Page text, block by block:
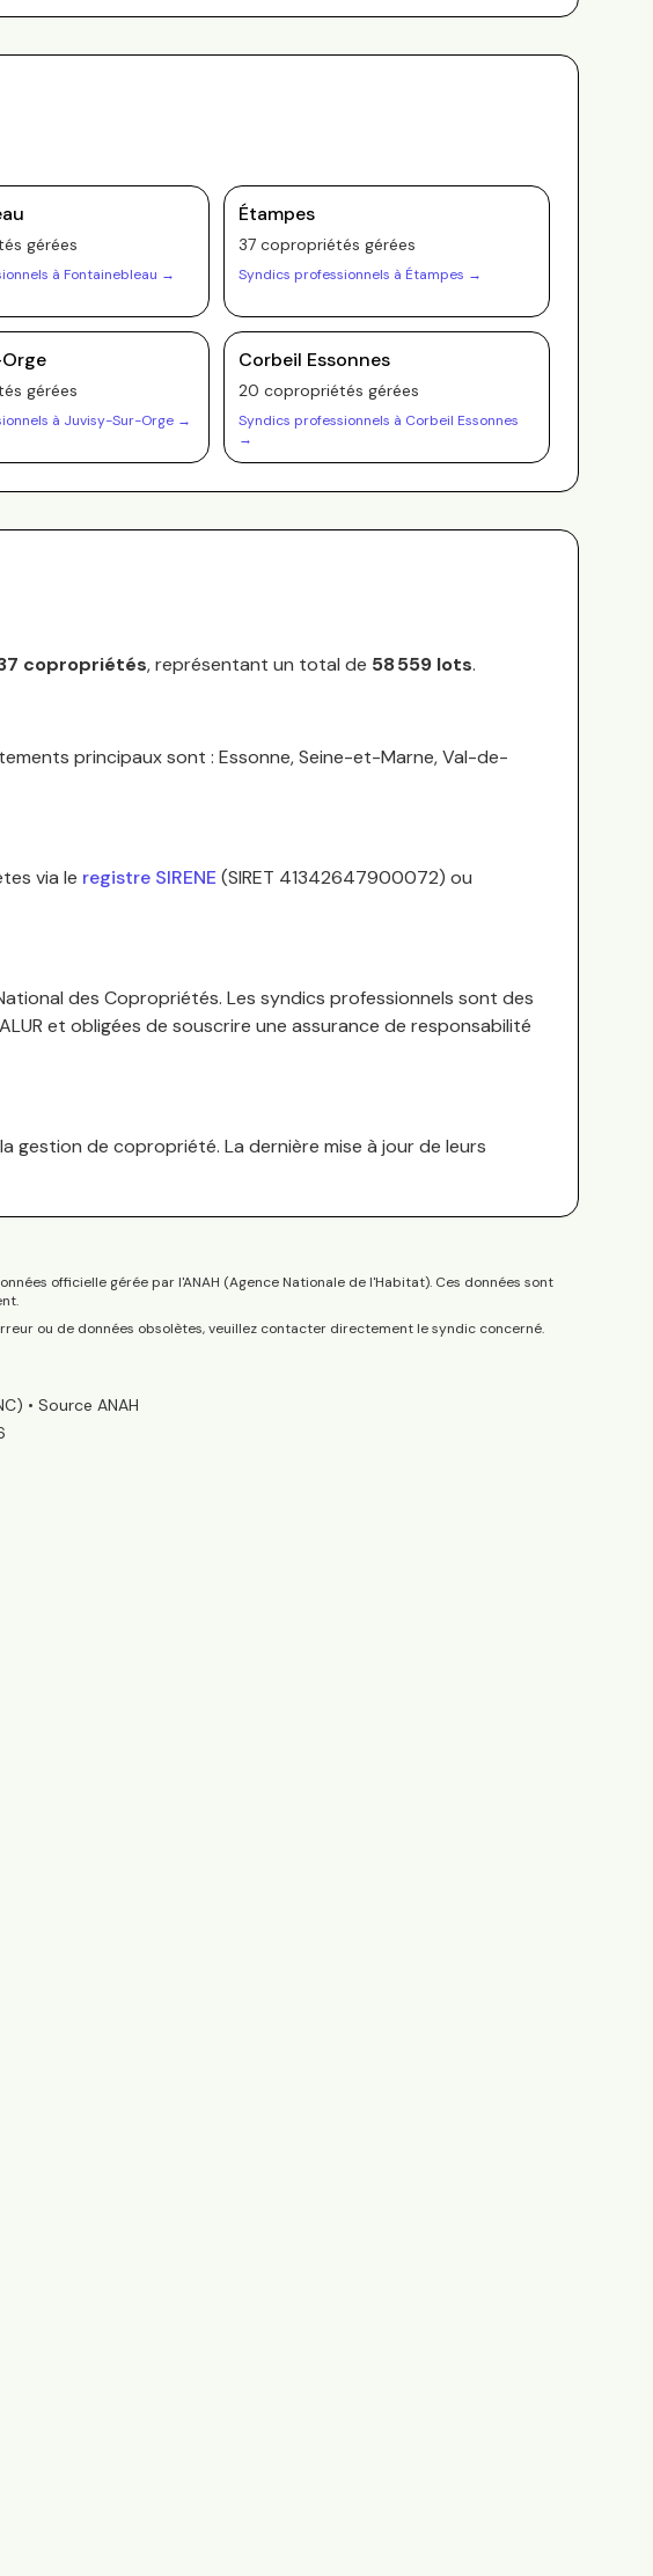
s gérées
à Fontainebleau →
Étampes
37copropriétés gérées
Syndics professionnels à Étampes →
s gérées
à Juvisy-Sur-Orge →
Corbeil Essonnes
20 copropriétés gérées
Syndics professionnels à Corbeil Essonnes
→
copropriétés, représentant un total de 58 559 lots.
principaux sont : Essonne, Seine-et-Marne, Val-de-
via le registre SIRENE (SIRET 41342647900072) ou
des Copropriétés. Les syndics professionnels sont des
et obligées de souscrire une assurance de responsabilité
gestion de copropriété. La dernière mise à jour de leurs
officielle gérée par l'ANAH (Agence Nationale de l'Habitat). Ces données sont
ou de données obsolètes, veuillez contacter directement le syndic concerné.
• Source ANAH